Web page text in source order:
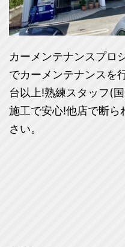
カーメンテナンスプロ
でカーメンテナンスを
台以上!熟練スタッフ(
施工で安心!他店で断ら
さい。